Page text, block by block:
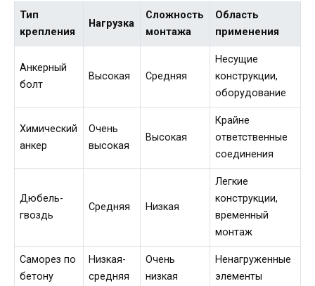
Тип
крепления
Нагрузка
Сложность
монтажа
Область
применения
Анкерный
болт
Высокая Средняя
Несущие
конструкции,
оборудование
Химический
анкер
Очень
высокая
Высокая
Крайне
ответственные
соединения
Дюбель-
гвоздь
Средняя Низкая
Легкие
конструкции,
временный
монтаж
Саморез по
бетону
Низкая-
средняя
Очень
низкая
Ненагруженные
элементы